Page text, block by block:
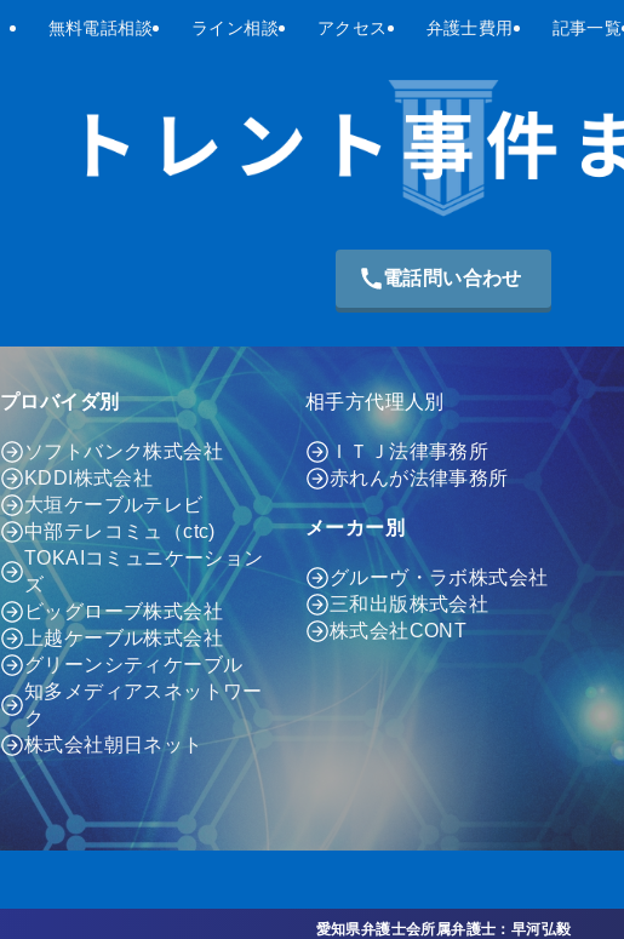
無料電話相談 ライン相談 アクセス 弁護士費用 記事一覧
電話問い合わせ
プロバイダ別
ソフトバンク株式会社
KDDI株式会社
大垣ケーブルテレビ
中部テレコミュ（ctc)
TOKAIコミュニケーション
ズ
ビッグローブ株式会社
上越ケーブル株式会社
グリーンシティケーブル
知多メディアスネットワー
ク
株式会社朝日ネット
相手方代理人別
ＩＴＪ法律事務所
赤れんが法律事務所
メーカー別
グルーヴ・ラボ株式会社
三和出版株式会社
株式会社CONT
愛知県弁護士会所属弁護士：早河弘毅